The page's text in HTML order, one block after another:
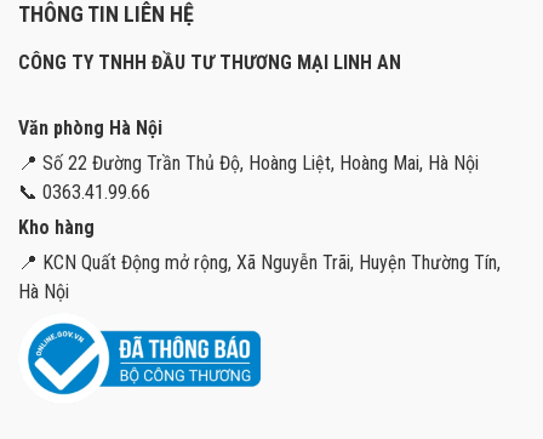
THÔNG TIN LIÊN HỆ
CÔNG TY TNHH ĐẦU TƯ THƯƠNG MẠI LINH AN
Văn phòng Hà Nội
📍 Số 22 Đường Trần Thủ Độ, Hoàng Liệt, Hoàng Mai, Hà Nội
📞 0363.41.99.66
Kho hàng
📍 KCN Quất Động mở rộng, Xã Nguyễn Trãi, Huyện Thường Tín,
Hà Nội